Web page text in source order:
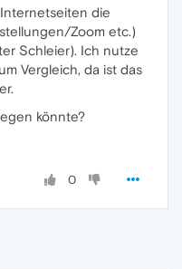
die
Zoom etc.)
Schleier). Ich nutze
Vergleich, da ist das
könnte?
0